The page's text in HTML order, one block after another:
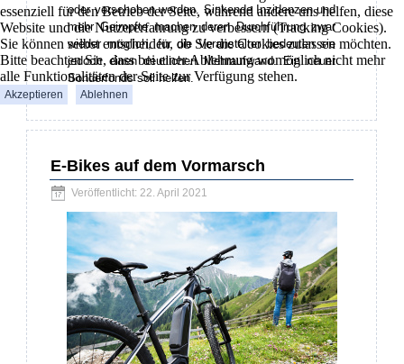
oder verschoben werden. Sinkende Inzidenzen und
mehr Geimpfte machen deren Durchführung zwar
wieder möglich, für die Veranstalter bedeuten sie
jedoch einen deutlichen Mehraufwand. Ein neuer
Sonderfonds soll helfen.
E-Bikes auf dem Vormarsch
Veröffentlicht: 22. April 2021
essenziell für den Betrieb der Seite, während andere uns helfen, diese
Website und die Nutzererfahrung zu verbessern (Tracking Cookies).
Sie können selbst entscheiden, ob Sie die Cookies zulassen möchten.
Bitte beachten Sie, dass bei einer Ablehnung womöglich nicht mehr
alle Funktionalitäten der Seite zur Verfügung stehen.
Akzeptieren Ablehnen